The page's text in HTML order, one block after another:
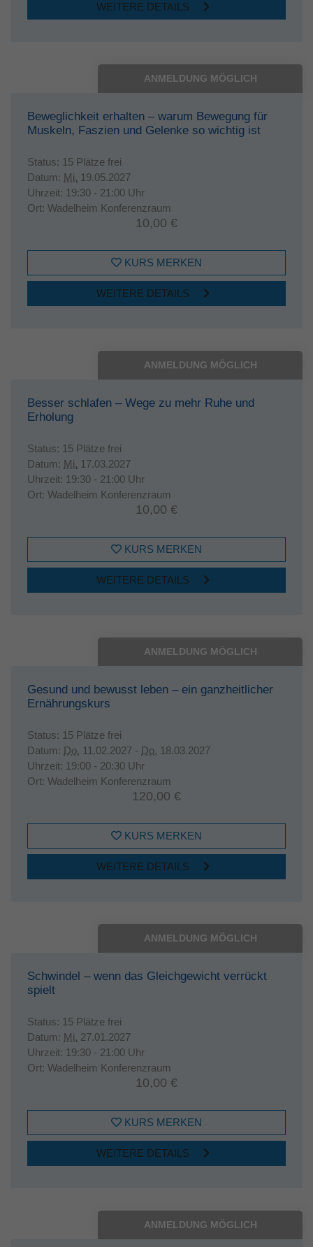
WEITERE DETAILS
ANMELDUNG MÖGLICH
Beweglichkeit erhalten – warum Bewegung für
Muskeln, Faszien und Gelenke so wichtig ist
Status: 15 Plätze frei
Datum: Mi. 19.05.2027
Uhrzeit: 19:30 - 21:00 Uhr
Ort: Wadelheim Konferenzraum
10,00 €
KURS MERKEN
WEITERE DETAILS
ANMELDUNG MÖGLICH
Besser schlafen – Wege zu mehr Ruhe und
Erholung
Status: 15 Plätze frei
Datum: Mi. 17.03.2027
Uhrzeit: 19:30 - 21:00 Uhr
Ort: Wadelheim Konferenzraum
10,00 €
KURS MERKEN
WEITERE DETAILS
ANMELDUNG MÖGLICH
Gesund und bewusst leben – ein ganzheitlicher
Ernährungskurs
Status: 15 Plätze frei
Datum: Do. 11.02.2027 - Do. 18.03.2027
Uhrzeit: 19:00 - 20:30 Uhr
Ort: Wadelheim Konferenzraum
120,00 €
KURS MERKEN
WEITERE DETAILS
ANMELDUNG MÖGLICH
Schwindel – wenn das Gleichgewicht verrückt
spielt
Status: 15 Plätze frei
Datum: Mi. 27.01.2027
Uhrzeit: 19:30 - 21:00 Uhr
Ort: Wadelheim Konferenzraum
10,00 €
KURS MERKEN
WEITERE DETAILS
ANMELDUNG MÖGLICH